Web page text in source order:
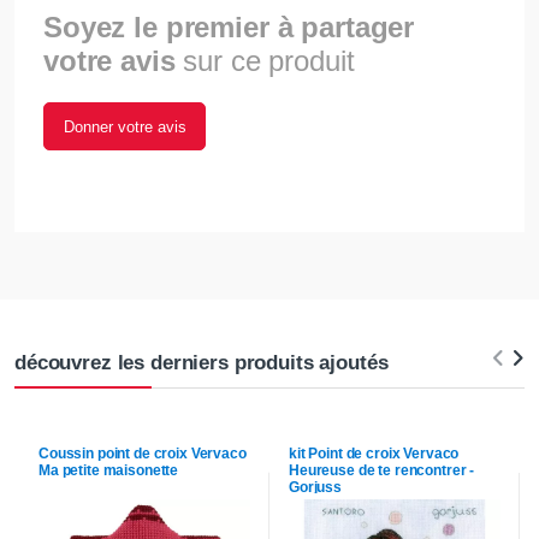
Soyez le premier à partager
votre avis sur ce produit
Donner votre avis
découvrez les derniers produits ajoutés
Coussin point de croix Vervaco
Ma petite maisonette
kit Point de croixVervaco
Heureuse de te rencontrer -
Gorjuss